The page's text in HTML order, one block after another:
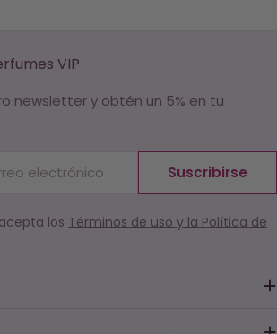
VIP
newsletter y obtén un 5% en tu
Suscribirse
los Términos de uso y la Política de